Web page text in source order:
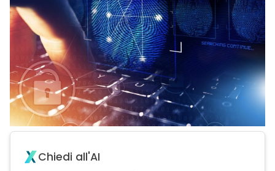
Chiedi all'AI